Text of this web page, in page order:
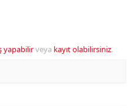
yapabilirveya kayıt olabilirsiniz.